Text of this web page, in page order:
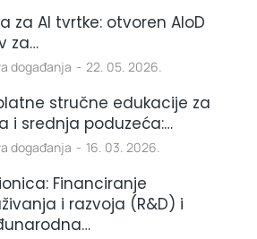
za AI tvrtke: otvoren AIoD
za…
događanja 22. 05. 2026.
stručne edukacije za
i srednja poduzeća:…
događanja 16. 03. 2026.
Financiranje
i razvoja (R&D) i